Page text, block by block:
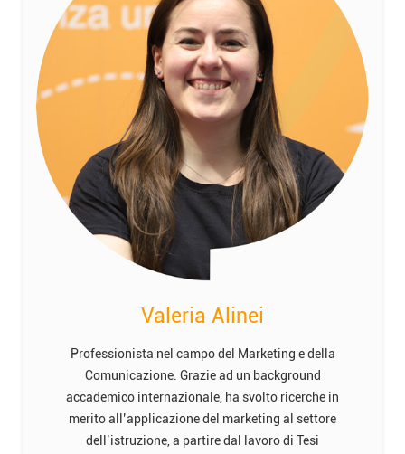
Valeria Alinei
Professionista nel campo del Marketing e della
Comunicazione. Grazie ad un background
accademico internazionale, ha svolto ricerche in
merito all’applicazione del marketing al settore
dell’istruzione, a partire dal lavoro di Tesi